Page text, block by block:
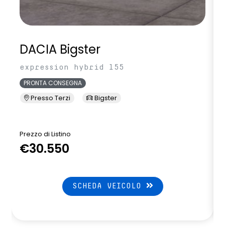
DACIA Bigster
expression hybrid 155
PRONTA CONSEGNA
Presso Terzi Bigster
Prezzo di Listino
€30.550
SCHEDA VEICOLO